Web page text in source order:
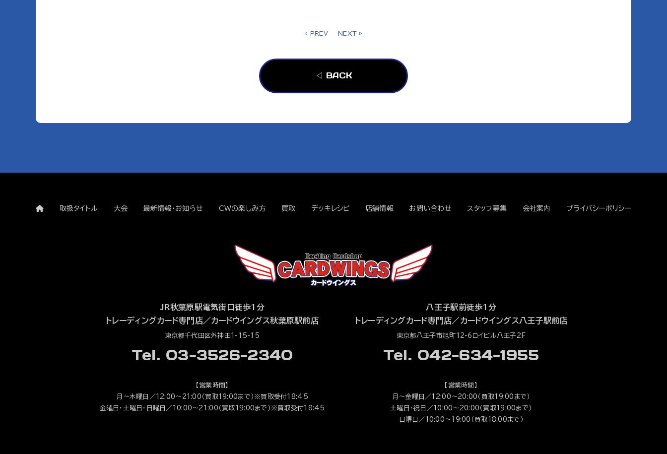
◁ PREV NEXT ▷
◁ BACK
取扱タイトル 大会 最新情報・お知らせ CWの楽しみ方 買取 デッキレシピ 店舗情報 お問い合わせ スタッフ募集 会社案内 プライバシーポリシー
JR秋葉原駅電気街口徒歩1分
トレーディングカード専門店／カードウイングス秋葉原駅前店
東京都千代田区外神田1-15-15
Tel. 03-3526-2340
【営業時間】
月～木曜日／12:00～21:00（買取19:00まで）※買取受付18:45
金曜日・土曜日・日曜日／10:00～21:00（買取19:00まで）※買取受付18:45
八王子駅前徒歩1分
トレーディングカード専門店／カードウイングス八王子駅前店
東京都八王子市旭町12-6ロイビル八王子2F
Tel. 042-634-1955
【営業時間】
月～金曜日／12:00～20:00（買取19:00まで）
土曜日・祝日／10:00～20:00（買取19:00まで）
日曜日／10:00～19:00（買取18:00まで）